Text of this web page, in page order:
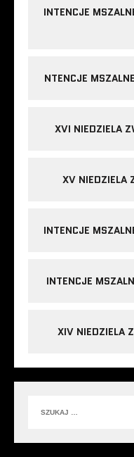
INTENCJE
NTENCJE
XVI NIEDZIELA
XV NIEDZIELA
INTENCJE
INTENCJE
XIV NIEDZIELA